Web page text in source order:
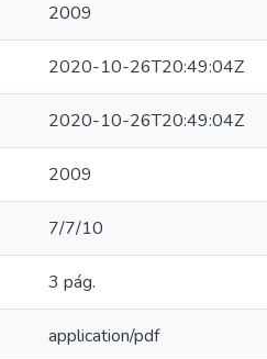
2009
2020-10-26T20:49:04Z
2020-10-26T20:49:04Z
2009
7/7/10
3 pág.
application/pdf